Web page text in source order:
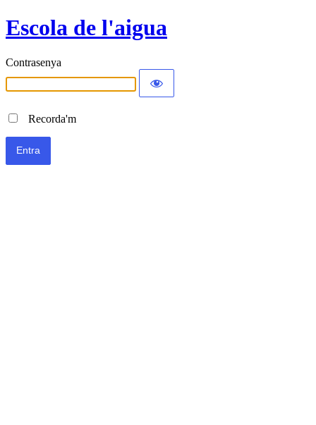
Escola de l'aigua
Contrasenya
Recorda'm